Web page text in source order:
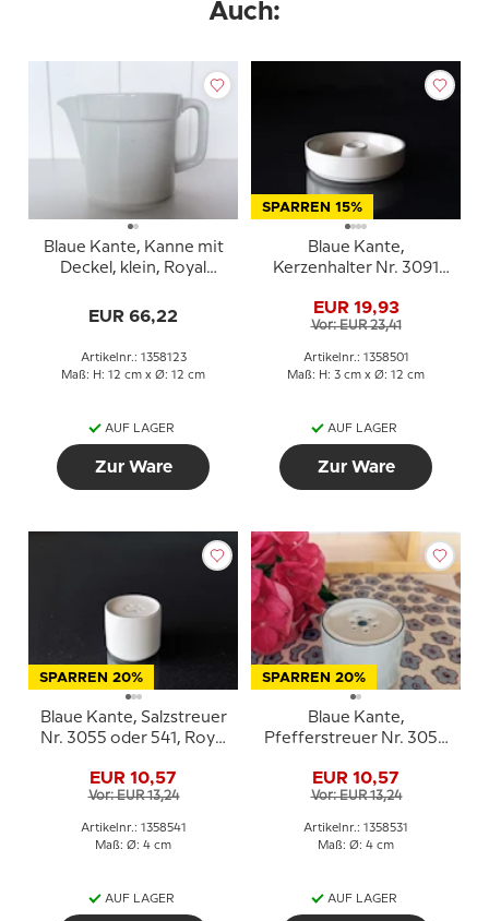
Auch:
Blaue Kante, Kanne mit
Deckel, klein, Royal
EUR 66,22
Artikelnr.: 1358123
Maß: H: 12 cm x Ø: 12 cm
AUF LAGER
Zur Ware
SPARREN 15%
Blaue Kante,
Kerzenhalter Nr. 3091
Copenhagen
EUR 19,93
Vor: EUR 23,41
Artikelnr.: 1358501
Maß: H: 3 cm x Ø: 12 cm
AUF LAGER
Zur Ware
SPARREN 20%
Blaue Kante, Salzstreuer
Nr. 3055 oder 541, Royal
EUR 10,57
Vor: EUR 13,24
Artikelnr.: 1358541
Maß: Ø: 4 cm
AUF LAGER
SPARREN 20%
Blaue Kante,
Pfefferstreuer Nr. 3055
Copenhagen
EUR 10,57
Vor: EUR 13,24
Artikelnr.: 1358531
Maß: Ø: 4 cm
AUF LAGER